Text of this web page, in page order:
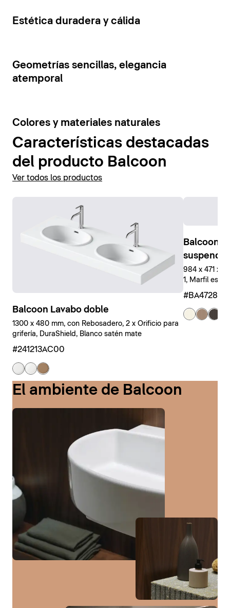
combinación de colores contrastantes.
Mostrar muebles de baño
5
Estética duradera y cálida
7
Geometrías sencillas, elegancia
atemporal
6
Colores y materiales naturales
Características destacadas
del producto Balcoon
Ver todos los productos
Balcoon Lavabo doble
1300 x 480 mm, con Rebosadero, 2 x Orificio para
grifería, DuraShield, Blanco satén mate
#241213AC00
Balcoon
984 x 471 x
1, Marfil
El ambiente de Balcoon